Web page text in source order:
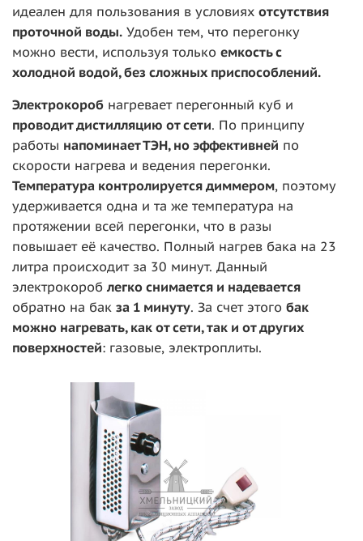
идеален для пользования в условиях отсутствия
проточной воды. Удобен тем, что перегонку
можно вести, используя только емкость с
холодной водой, без сложных приспособлений.
Электрокороб нагревает перегонный куб и
проводит дистилляцию от сети. По принципу
работы напоминает ТЭН, но эффективней по
скорости нагрева и ведения перегонки.
Температура контролируется диммером, поэтому
удерживается одна и та же температура на
протяжении всей перегонки, что в разы
повышает её качество. Полный нагрев бака на 23
литра происходит за 30 минут. Данный
электрокороб легко снимается и надевается
обратно на бак за 1 минуту. За счет этого бак
можно нагревать, как от сети, так и от других
поверхностей: газовые, электроплиты.